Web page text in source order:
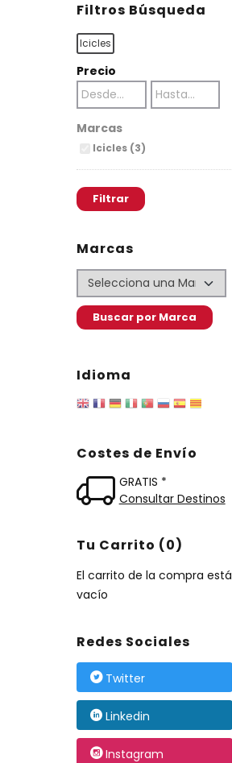
Filtros Búsqueda
Icicles
Precio
Marcas
Icicles (3)
Marcas
Idioma
Costes de Envío
GRATIS *
Consultar Destinos
Tu Carrito (0)
El carrito de la compra está
vacío
Redes Sociales
Twitter
Linkedin
Instagram